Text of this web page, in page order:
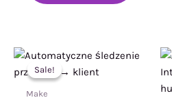
Sale!
Sale!
Make